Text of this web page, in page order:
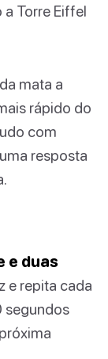
a Torre Eiffel
mata a
rápido do
com
resposta
e duas
e repita cada
segundos